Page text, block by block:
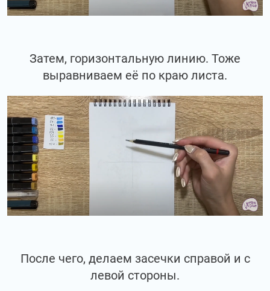
Затем, горизонтальную линию. Тоже
выравниваем её по краю листа.
После чего, делаем засечки справой и с
левой стороны.